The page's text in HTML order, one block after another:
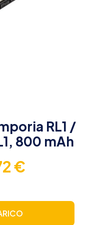
RL1 /
800 mAh
€